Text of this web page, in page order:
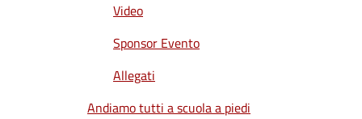
Video
Sponsor Evento
Allegati
Andiamo tutti a scuola a piedi